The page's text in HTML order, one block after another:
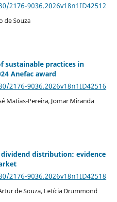
2176-9036.2026v18n1ID42512
de Souza
sustainable practices in
Anefac award
2176-9036.2026v18n1ID42516
Matias-Pereira, Jomar Miranda
distribution: evidence
2176-9036.2026v18n1ID42518
de Souza, Letícia Drummond